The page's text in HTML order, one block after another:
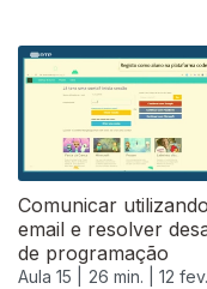
Comunicar
email e resolver
de programação
Aula 15 | 26 min. | 12